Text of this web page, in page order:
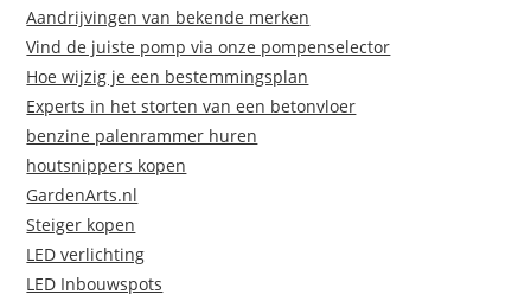
Aandrijvingen van bekende merken
Vind de juiste pomp via onze pompenselector
Hoe wijzig je een bestemmingsplan
Experts in het storten van een betonvloer
benzine palenrammer huren
houtsnippers kopen
GardenArts.nl
Steiger kopen
LED verlichting
LED Inbouwspots